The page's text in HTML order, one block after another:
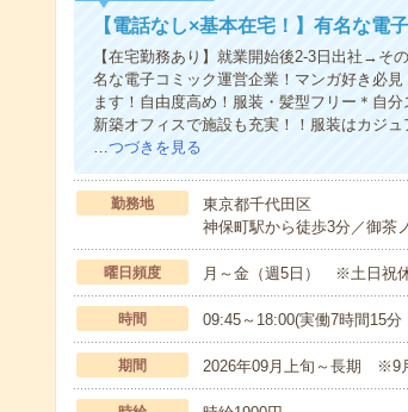
【電話なし×基本在宅！】有名な電
【在宅勤務あり】就業開始後2-3日出社→
名な電子コミック運営企業！マンガ好き必
ます！自由度高め！服装・髪型フリー＊自
新築オフィスで施設も充実！！服装はカジ
…つづきを見る
勤務地
東京都千代田区
神保町駅から徒歩3分／御茶
曜日頻度 月～金（週5日） ※土日祝
時間 09:45～18:00(実働7時間15
期間 2026年09月上旬～長期 ※9